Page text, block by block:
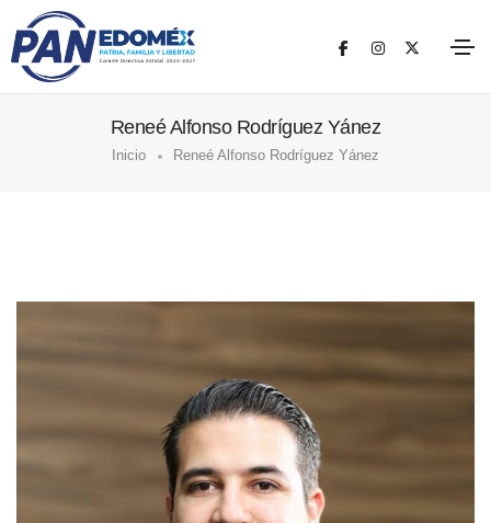
Reneé Alfonso Rodríguez Yánez
Inicio Reneé Alfonso Rodríguez Yánez